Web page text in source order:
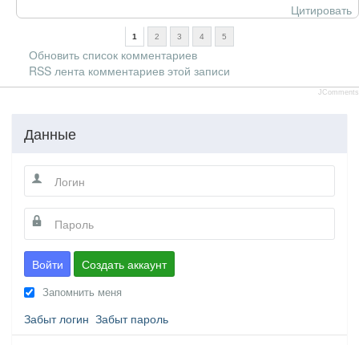
Цитировать
1 2 3 4 5
Обновить список комментариев
RSS лента комментариев этой записи
JComments
Данные
Войти Создать аккаунт
Запомнить меня
Забыт логин Забыт пароль